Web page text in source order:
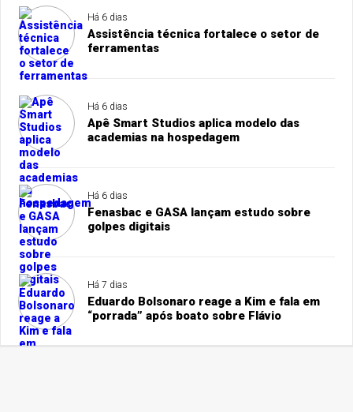
Há 6 dias
Assistência técnica fortalece o setor de
ferramentas
Há 6 dias
Apê Smart Studios aplica modelo das
academias na hospedagem
Há 6 dias
Fenasbac e GASA lançam estudo sobre
golpes digitais
Há 7 dias
Eduardo Bolsonaro reage a Kim e fala em
“porrada” após boato sobre Flávio